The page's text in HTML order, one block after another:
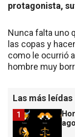
protagonista,
Nunca falta uno
las copas y
como le ocurrió
hombre muy
Las más leídas
1